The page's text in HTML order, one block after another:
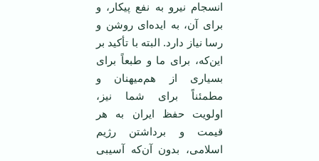
انسجام نیرو به نفع پیکار، و
برای آن، به ایده‌ای روشن و
رسا نیاز دارد. البته با تأکید بر
این‌که، برای ما و طبعاً برای
بسیاری از هم‌میهنان و
مطمئناً برای شما نیز،
اولویت حفظ ایران به هر
قیمت و برداشتن رژیم
اسلامی، بدون آن‌که آسیبی